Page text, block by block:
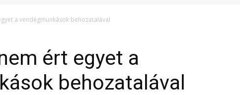
a vendégmunkások behozatalával
ért egyet a
behozatalával